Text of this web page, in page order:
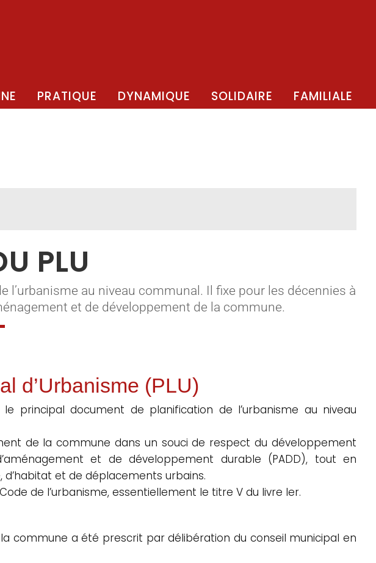
PRATIQUE DYNAMIQUE SOLIDAIRE FAMILIALE
PLU
l’urbanisme au niveau communal. Il fixe pour les décennies à
et de développement de la commune.
d’Urbanisme (PLU)
le principal document de planification de l’urbanisme au niveau
de la commune dans un souci de respect du développement
et de développement durable (PADD), tout en
et de déplacements urbains.
de l’urbanisme, essentiellement le titre V du livre Ier.
la commune a été prescrit par délibération du conseil municipal en